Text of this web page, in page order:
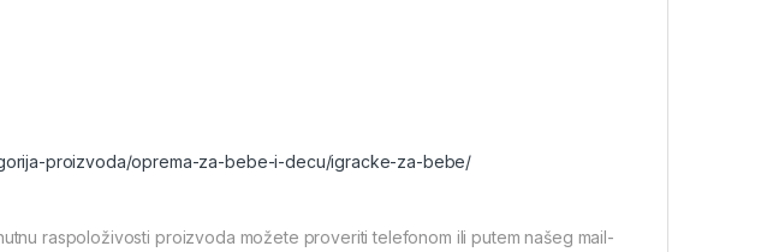
proizvoda/oprema-za-bebe-i-decu/igracke-za-bebe/
raspoloživosti proizvoda možete proveriti telefonom ili putem našeg mail-